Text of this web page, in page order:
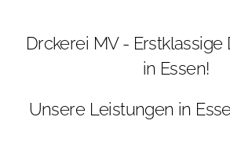
Drckerei MV - Erstklassige
in Essen!
Unsere Leistungen in